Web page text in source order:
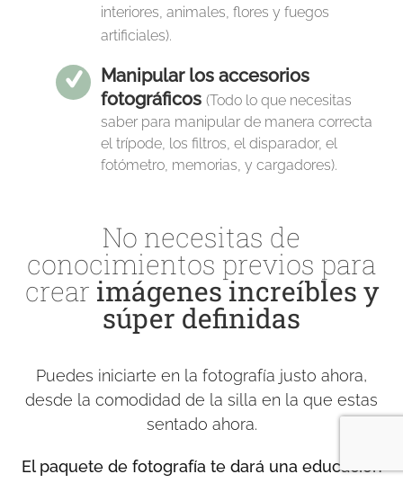
interiores, animales, flores y fuegos
artificiales).
Manipular los accesorios
fotográficos (Todo lo que necesitas
saber para manipular de manera correcta
el trípode, los filtros, el disparador, el
fotómetro, memorias, y cargadores).
No necesitas de
conocimientos previos para
crear imágenes increíbles y
súper definidas
Puedes iniciarte en la fotografía justo ahora,
desde la comodidad de la silla en la que estas
sentado ahora.
El paquete de fotografía te dará una educación